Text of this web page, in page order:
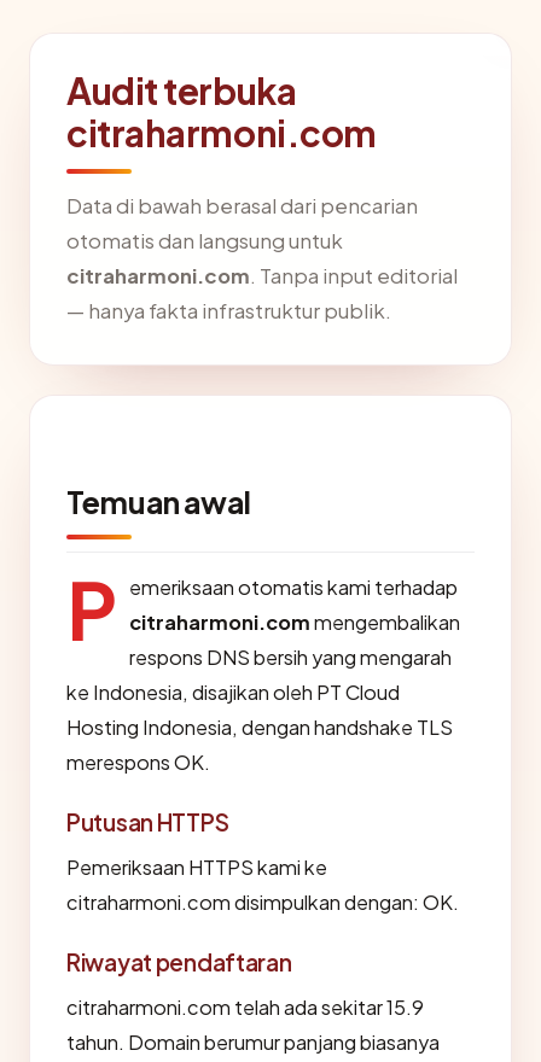
Audit terbuka
citraharmoni.com
Data di bawah berasal dari pencarian
otomatis dan langsung untuk
citraharmoni.com. Tanpa input editorial
— hanya fakta infrastruktur publik.
Temuan awal
P
emeriksaan otomatis kami terhadap
citraharmoni.commengembalikan
respons DNS bersih yang mengarah
ke Indonesia, disajikan oleh PT Cloud
Hosting Indonesia, dengan handshake TLS
merespons OK.
Putusan HTTPS
Pemeriksaan HTTPS kami ke
citraharmoni.com disimpulkan dengan: OK.
Riwayat pendaftaran
citraharmoni.com telah ada sekitar 15.9
tahun. Domain berumur panjang biasanya